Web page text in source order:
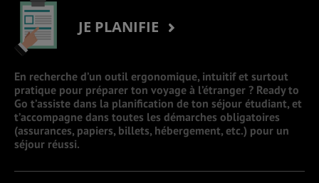
JE PLANIFIE
En recherche d’un outil ergonomique, intuitif et surtout
pratique pour préparer ton voyage à l’étranger ? Ready to
Go t’assiste dans la planification de ton séjour étudiant, et
t’accompagne dans toutes les démarches obligatoires
(assurances, papiers, billets, hébergement, etc.) pour un
séjour réussi.